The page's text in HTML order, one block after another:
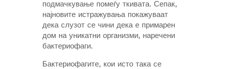
подмачкување помеѓу ткивата. Сепак,
најновите истражувања покажуваат
дека слузот се чини дека е примарен
дом на уникатни организми, наречени
бактериофаги.
Бактериофагите, кои исто така се